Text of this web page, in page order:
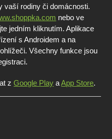
vaší rodiny či domácnosti.
nebo ve
jedním kliknutím. Aplikace
s Androidem a na
Všechny funkce jsou
zGoogle Play aApp Store.